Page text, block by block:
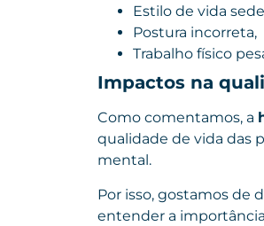
Estilo de vida
Postura incorreta,
Trabalho físico
Impactos na
Como comentamos, a
qualidade de vida das
mental.
Por isso, gostamos de
entender a